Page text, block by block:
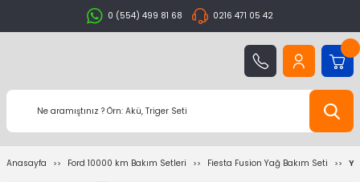
0 (554) 499 81 68 0216 471 05 42
Anasayfa Ford 10000 km Bakım Setleri Fiesta Fusion Yağ Bakım Seti